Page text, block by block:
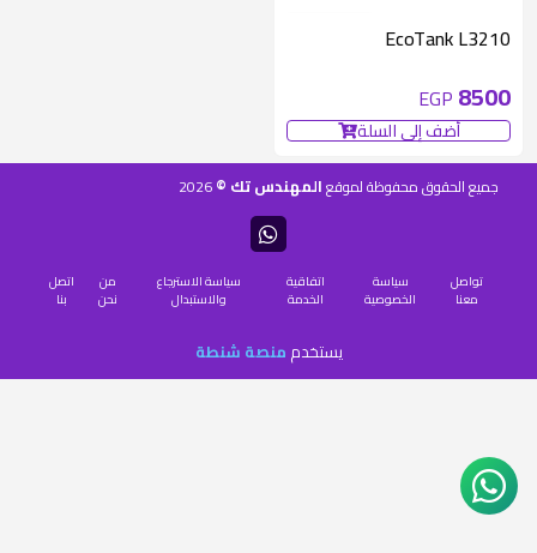
EcoTank L3210
8500
EGP
أضف إلى السلة
جميع الحقوق محفوظة لموقعالمهندس تك ©2026
تواصل
معنا
سياسة
الخصوصية
اتفاقية
الخدمة
سياسة الاسترجاع
والاستبدال
من
نحن
اتصل
بنا
يستخدم منصة شنطة